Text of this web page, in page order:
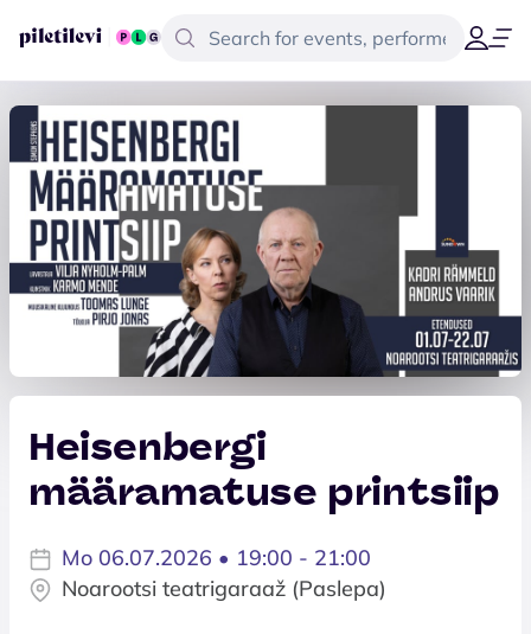
Heisenbergi
määramatuse printsiip
Mo 06.07.2026 • 19:00 - 21:00
Noarootsi teatrigaraaž (Paslepa)